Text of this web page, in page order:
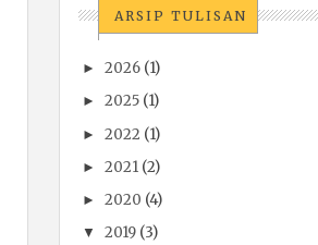
ARSIP TULISAN
►2026 (1)
►2025 (1)
►2022 (1)
►2021 (2)
►2020 (4)
▼ 2019 (3)